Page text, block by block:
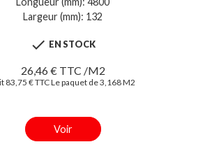
Largeur (mm): 132
 EN STOCK
26,46 € TTC /M2
83,75 € TTC Le paquet de 3,168 M2
Voir